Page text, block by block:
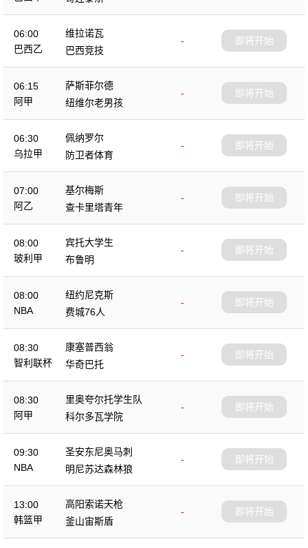
06:00
巴西乙
维拉诺瓦
-
巴西竞技
即将开始
06:15
阿甲
萨斯菲尔德
-
纽维尔老男孩
即将开始
06:30
乌拉甲
佩纳罗尔
-
防卫者体育
即将开始
07:00
阿乙
基尔梅斯
-
查卡里塔青年
即将开始
08:00
玻利甲
宾托大学生
-
布鲁明
即将开始
08:00
NBA
纽约尼克斯
-
费城76人
即将开始
08:30
智利联杯
康塞普西翁
-
华奇巴托
即将开始
08:30
阿甲
里奥夸尔托学生队
-
科尔多瓦学院
即将开始
09:30
NBA
圣安东尼奥马刺
-
明尼苏达森林狼
即将开始
13:00
韩篮甲
高阳索诺天枪
-
釜山宙斯盾
即将开始